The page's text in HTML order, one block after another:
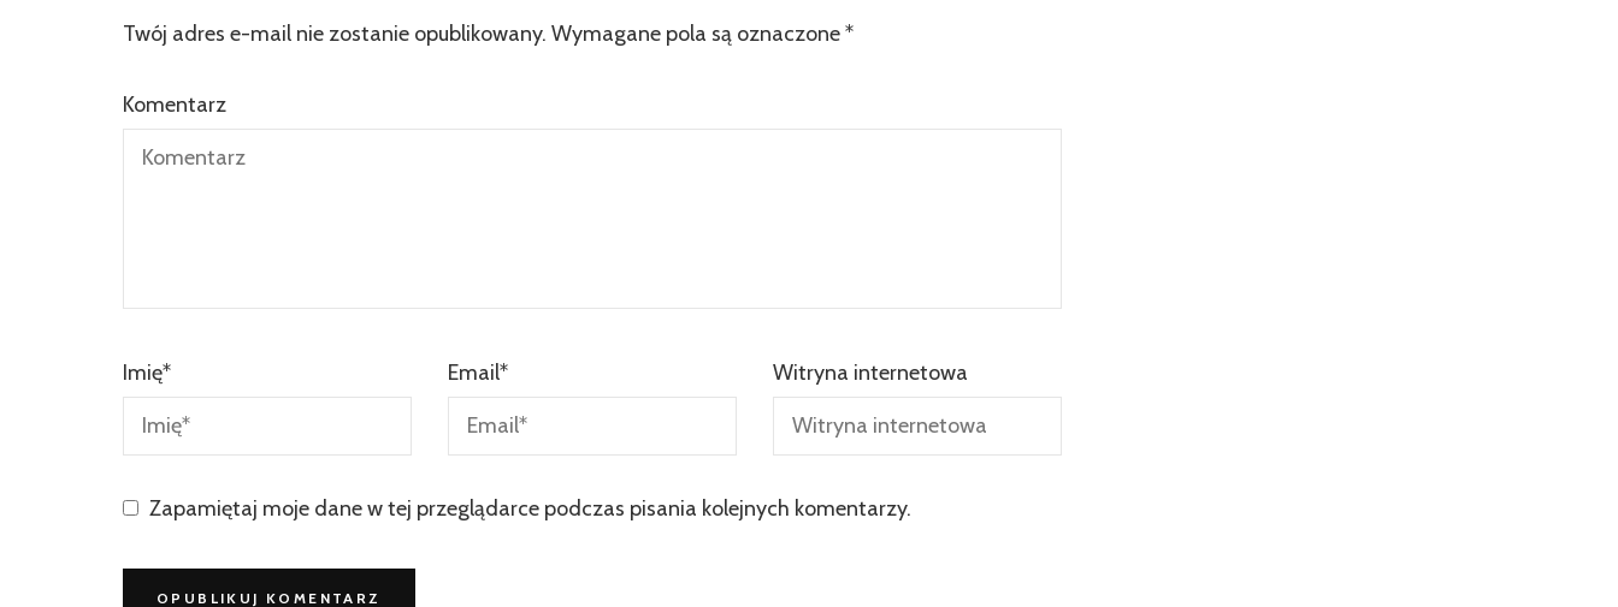
Twój adres e-mail nie zostanie opublikowany. Wymagane pola są oznaczone*
Komentarz
Imię* Email* Witryna internetowa
Zapamiętaj moje dane w tej przeglądarce podczas pisania kolejnych komentarzy.